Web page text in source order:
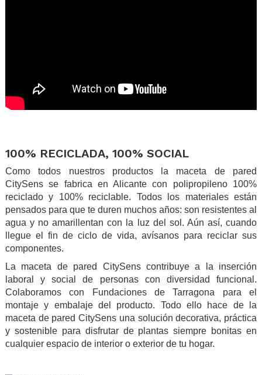
100% RECICLADA, 100% SOCIAL
Como todos nuestros productos la maceta de pared
CitySens se fabrica en Alicante con polipropileno 100%
reciclado y 100% reciclable. Todos los materiales están
pensados para que te duren muchos años: son resistentes al
agua y no amarillentan con la luz del sol. Aún así, cuando
llegue el fin de ciclo de vida, avísanos para reciclar sus
componentes.
La maceta de pared CitySens contribuye a la inserción
laboral y social de personas con diversidad funcional.
Colaboramos con Fundaciones de Tarragona para el
montaje y embalaje del producto. Todo ello hace de la
maceta de pared CitySens una solución decorativa, práctica
y sostenible para disfrutar de plantas siempre bonitas en
cualquier espacio de interior o exterior de tu hogar.